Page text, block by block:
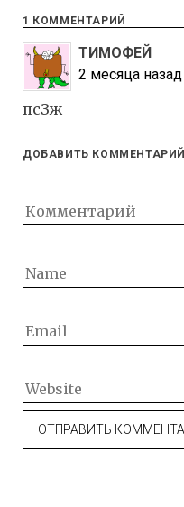
1 КОММЕНТАРИЙ
ТИМОФЕЙ
2 месяца назад
псЗж
ДОБАВИТЬ КОММЕНТАРИЙ